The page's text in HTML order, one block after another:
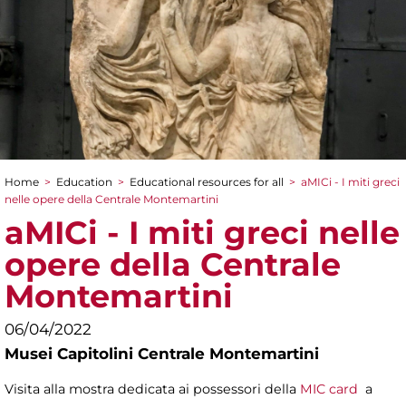
You are here
Home > Education > Educational resources for all > aMICi - I miti greci
nelle opere della Centrale Montemartini
aMICi - I miti greci nelle
opere della Centrale
Montemartini
06/04/2022
Musei Capitolini Centrale Montemartini
Visita alla mostra dedicata ai possessori della MIC card a